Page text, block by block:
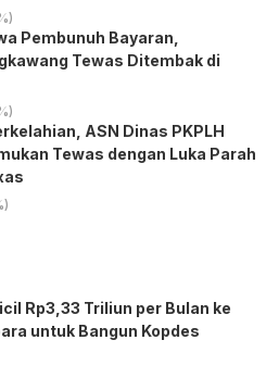
Pembunuh Bayaran,
Tewas Ditembak di
ASN Dinas PKPLH
Tewas dengan Luka Parah
Rp3,33 Triliun per Bulan ke
untuk Bangun Kopdes